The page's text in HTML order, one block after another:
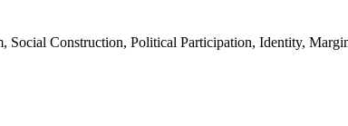
Construction, Political Participation, Identity,